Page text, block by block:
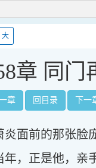
大
章 同门
章 回目录 下一
炎面前的那张脸
年，正是他，亲